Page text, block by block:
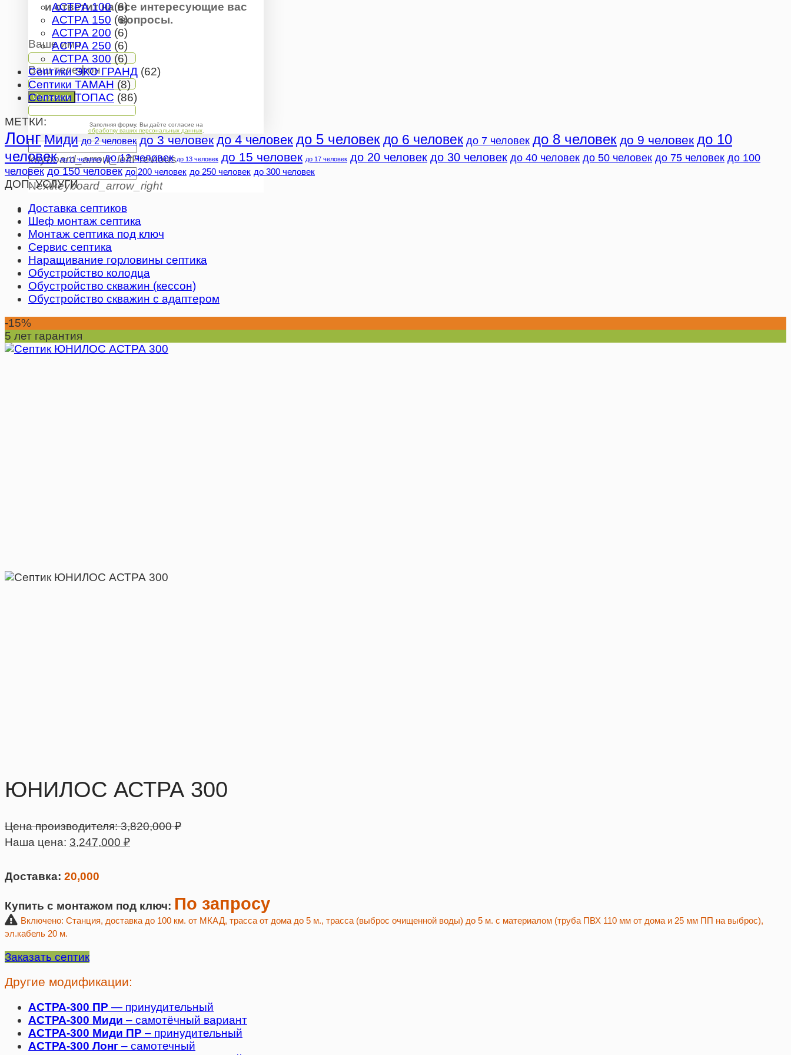
и ответит на все интересующие вас
вопросы.
Ваше имя
Ваш телефон
Отправить
Заполняя форму, Вы даёте согласие на
обработку ваших персональных данных.
keyboard_arrow_leftPrevious
Nextkeyboard_arrow_right
АСТРА 100 (6)
АСТРА 150 (6)
АСТРА 200 (6)
АСТРА 250 (6)
АСТРА 300 (6)
Септики ЭКО ГРАНД (62)
Септики ТАМАН (8)
Септики ТОПАС (86)
МЕТКИ:
ЛонгМиди до 2 человек до 3 человек до 4 человек до 5 человекдо 6 человек до 7 человек до 8 человек до 9 человек до 10
человек до 11 человек до 12 человек до 13 человек до 15 человек до 17 человек до 20 человек до 30 человек до 40 человек до 50 человек до 75 человек до 100
человек до 150 человек до 200 человек до 250 человек до 300 человек
ДОП. УСЛУГИ
Доставка септиков
Шеф монтаж септика
Монтаж септика под ключ
Сервис септика
Наращивание горловины септика
Обустройство колодца
Обустройство скважин (кессон)
Обустройство скважин с адаптером
-15%
5 лет гарантия
ЮНИЛОС АСТРА 300
Цена производителя:3,820,000₽
Наша цена: 3,247,000 ₽
Доставка: 20,000
Купить с монтажом под ключ: По запросу
Включено: Станция, доставка до 100 км. от МКАД, трасса от дома до 5 м., трасса (выброс очищенной воды) до 5 м. с материалом (труба ПВХ 110 мм от дома и 25 мм ПП на выброс),
эл.кабель 20 м.
Заказать септик
Другие модификации:
АСТРА-300 ПР — принудительный
АСТРА-300 Миди – самотёчный вариант
АСТРА-300 Миди ПР – принудительный
АСТРА-300 Лонг – самотечный